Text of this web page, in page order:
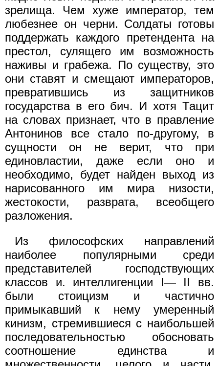
зрелища. Чем хуже император, тем
любезнее он черни. Солдаты готовы
поддержать каждого претендента на
престол, сулящего им возможность
наживы и грабежа. По существу, это
они ставят и смещают императоров,
превратившись из защитников
государства в его бич. И хотя Тацит
на словах признает, что в правление
Антонинов все стало по-другому, в
сущности он не верит, что при
единовластии, даже если оно и
необходимо, будет найден выход из
нарисованного им мира низости,
жестокости, разврата, всеобщего
разложения.
Из философских направлений
наиболее популярными среди
представителей господствующих
классов и. интеллигенции I— II вв.
были стоицизм и частично
примыкавший к нему умеренный
кинизм, стремившиеся с наибольшей
последовательностью обосновать
соотношение единства и